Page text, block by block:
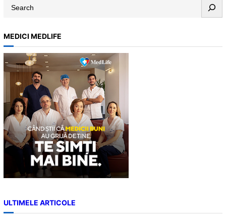
r
c
h
MEDICI MEDLIFE
ULTIMELE ARTICOLE